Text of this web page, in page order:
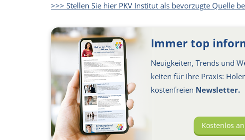
>>> Stellen Sie hier PKV Institut als bevorzugte Quelle
Immer top
Neuigkeiten, Trends und
keiten für Ihre Praxis:
kosten­freien Newsletter.
Kostenlos